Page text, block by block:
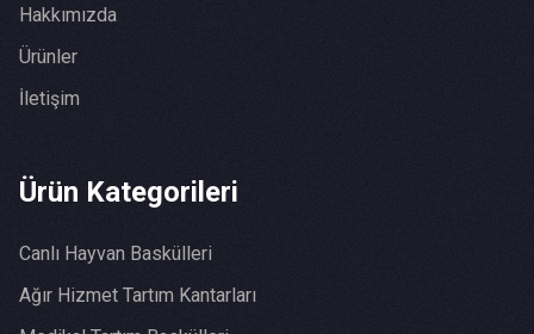
Hakkımızda
Ürünler
İletişim
Ürün Kategorileri
Canlı Hayvan Baskülleri
Ağır Hizmet Tartım Kantarları